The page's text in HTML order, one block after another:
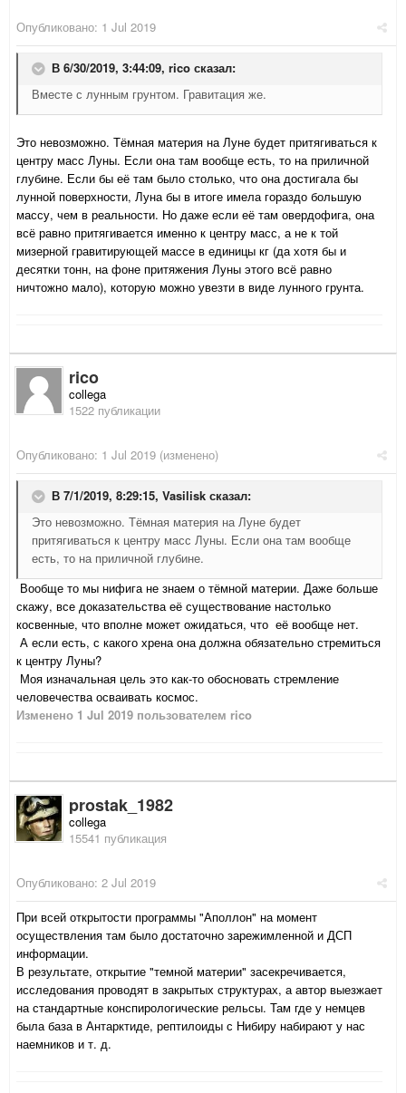
Опубликовано: 1 Jul 2019
В 6/30/2019, 3:44:09, rico сказал:
Вместе с лунным грунтом. Гравитация же.
Это невозможно. Тёмная материя на Луне будет притягиваться к
центру масс Луны. Если она там вообще есть, то на приличной
глубине. Если бы её там было столько, что она достигала бы
лунной поверхности, Луна бы в итоге имела гораздо большую
массу, чем в реальности. Но даже если её там овердофига, она
всё равно притягивается именно к центру масс, а не к той
мизерной гравитирующей массе в единицы кг (да хотя бы и
десятки тонн, на фоне притяжения Луны этого всё равно
ничтожно мало), которую можно увезти в виде лунного грунта.
rico
collega
1522 публикации
Опубликовано: 1 Jul 2019 (изменено)
В 7/1/2019, 8:29:15, Vasilisk сказал:
Это невозможно. Тёмная материя на Луне будет
притягиваться к центру масс Луны. Если она там вообще
есть, то на приличной глубине.
Вообще то мы нифига не знаем о тёмной материи. Даже больше
скажу, все доказательства её существование настолько
косвенные, что вполне может ожидаться, что её вообще нет.
А если есть, с какого хрена она должна обязательно стремиться
к центру Луны?
Моя изначальная цель это как-то обосновать стремление
человечества осваивать космос.
Изменено 1 Jul 2019 пользователем rico
prostak_1982
collega
15541 публикация
Опубликовано: 2 Jul 2019
При всей открытости программы "Аполлон" на момент
осуществления там было достаточно зарежимленной и ДСП
информации.
В результате, открытие "темной материи" засекречивается,
исследования проводят в закрытых структурах, а автор выезжает
на стандартные конспирологические рельсы. Там где у немцев
была база в Антарктиде, рептилоиды с Нибиру набирают у нас
наемников и т. д.